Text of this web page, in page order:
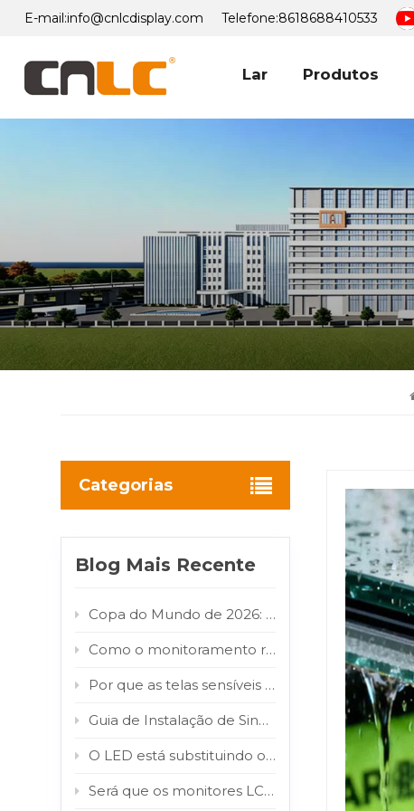
E-mail:info@cnlcdisplay.com Telefone:8618688410533
Lar Produtos
Categorias
Blog Mais Recente
Copa do Mundo de 2026: Como os painéis digitais de LED/LCD para ambientes externos transformam o fluxo de torcedores em valor publicitário para as marcas
Como o monitoramento remoto inteligente reduz os custos de manutenção de sinalização digital externa
Por que as telas sensíveis ao toque externas falham e como consertá-las
Guia de Instalação de Sinalização Digital em Aeroportos: Display Totem LCD Interno para Terminais de Alto Tráfego
O LED está substituindo o LCD? Por que COB e MIP estão impulsionando essa mudança de mercado?
Será que os monitores LCD para exterior realmente resistem à luz solar direta? Teste de infravermelho de 800 W/m² comprovado.